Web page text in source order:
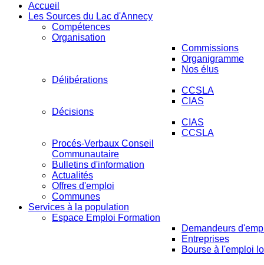
Accueil
Les Sources du Lac d'Annecy
Compétences
Organisation
Commissions
Organigramme
Nos élus
Délibérations
CCSLA
CIAS
Décisions
CIAS
CCSLA
Procés-Verbaux Conseil
Communautaire
Bulletins d'information
Actualités
Offres d'emploi
Communes
Services à la population
Espace Emploi Formation
Demandeurs
Entreprises
Bourse à l'emploi